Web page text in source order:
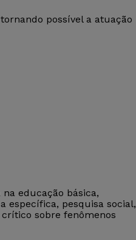
possível a atuação
educação básica,
específica, pesquisa social,
sobre fenômenos